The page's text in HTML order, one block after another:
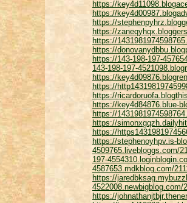
https://
https://
https://
https://
https://
https://
https://143-198-197-
143-198-197-
https://
https://
https://
https://key4d84876.blue-
https://
https://
https://
https://stephenoyhpv.is-
4509765.livebloggs.com/
197-
4587653.mdkblog.com/
https://
4522008.newbigblog.com/
https://